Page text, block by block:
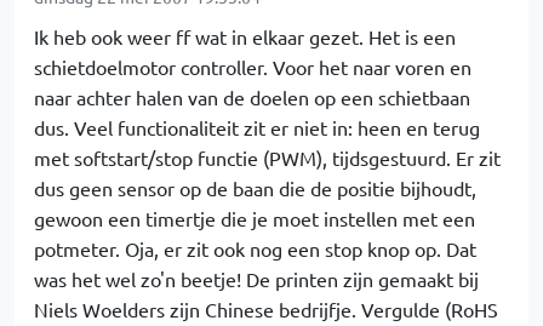
Ik heb ook weer ff wat in elkaar gezet. Het is een
schietdoelmotor controller. Voor het naar voren en
naar achter halen van de doelen op een schietbaan
dus. Veel functionaliteit zit er niet in: heen en terug
met softstart/stop functie (PWM), tijdsgestuurd. Er zit
dus geen sensor op de baan die de positie bijhoudt,
gewoon een timertje die je moet instellen met een
potmeter. Oja, er zit ook nog een stop knop op. Dat
was het wel zo'n beetje! De printen zijn gemaakt bij
Niels Woelders zijn Chinese bedrijfje. Vergulde (RoHS